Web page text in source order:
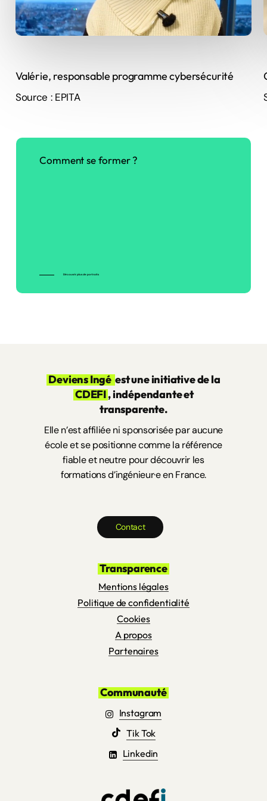
Valérie, responsable programme cybersécurité
Source : EPITA
Commentse former?
Découvrir plus de portraits
Deviens Ingé est une initiative de la
CDEFI, indépendante et
transparente.
Elle n’est affiliée ni sponsorisée par aucune
école et se positionne comme la référence
fiable et neutre pour découvrir les
formations d’ingénieur·e en France.
Contact
Transparence
Mentions légales
Politique de confidentialité
Cookies
A propos
Partenaires
Communauté
Instagram
Tik Tok
Linkedin